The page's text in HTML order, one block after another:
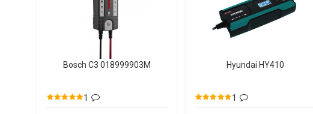
Bosch C3 018999903M
1
Hyundai HY410
1